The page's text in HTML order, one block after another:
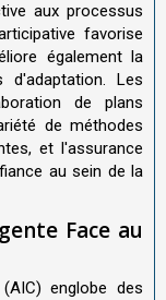
aux processus
favorise
également la
d'adaptation. Les
de plans
de méthodes
et l'assurance
au sein de la
Face au
englobe des